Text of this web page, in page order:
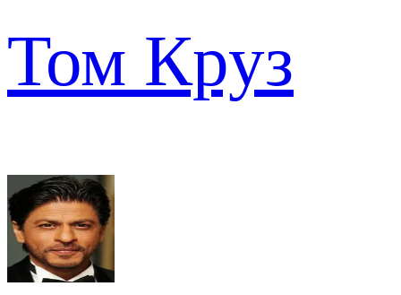
Том Круз